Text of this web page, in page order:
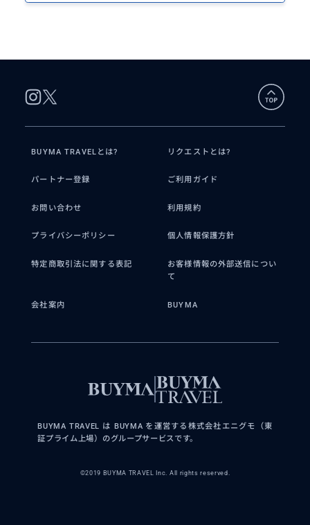
BUYMA TRAVELとは? リクエストとは?
パートナー登録 ご利用ガイド
お問い合わせ 利用規約
プライバシーポリシー 個人情報保護方針
特定商取引法に関する表記
お客様情報の外部送信につい
て
会社案内 BUYMA
BUYMA TRAVEL は BUYMA を運営する株式会社エニグモ（東
証プライム上場）のグループサービスです。
©2019 BUYMA TRAVEL Inc. All rights reserved.